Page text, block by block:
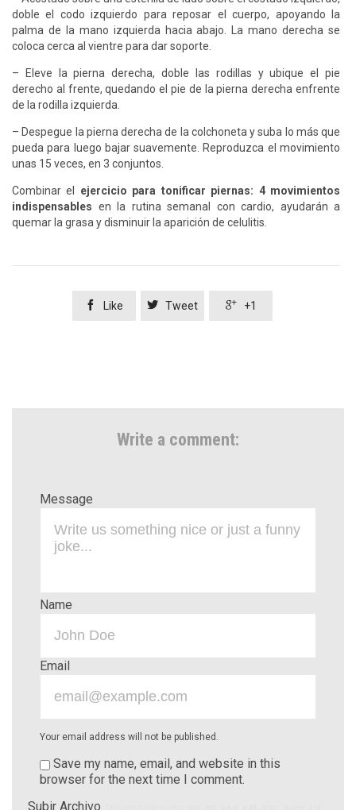
doble el codo izquierdo para reposar el cuerpo, apoyando la
palma de la mano izquierda hacia abajo. La mano derecha se
coloca cerca al vientre para dar soporte.
– Eleve la pierna derecha, doble las rodillas y ubique el pie
derecho al frente, quedando el pie de la pierna derecha enfrente
de la rodilla izquierda.
– Despegue la pierna derecha de la colchoneta y suba lo más que
pueda para luego bajar suavemente. Reproduzca el movimiento
unas 15 veces, en 3 conjuntos.
Combinar el ejercicio para tonificar piernas: 4 movimientos
indispensables en la rutina semanal con cardio, ayudarán a
quemar la grasa y disminuir la aparición de celulitis.
 Like  Tweet  +1
Write a comment:
Message
Name
Email
Your email address will not be published.
Save my name, email, and website in this
browser for the next time I comment.
Subir Archivo